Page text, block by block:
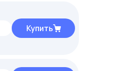
Купить